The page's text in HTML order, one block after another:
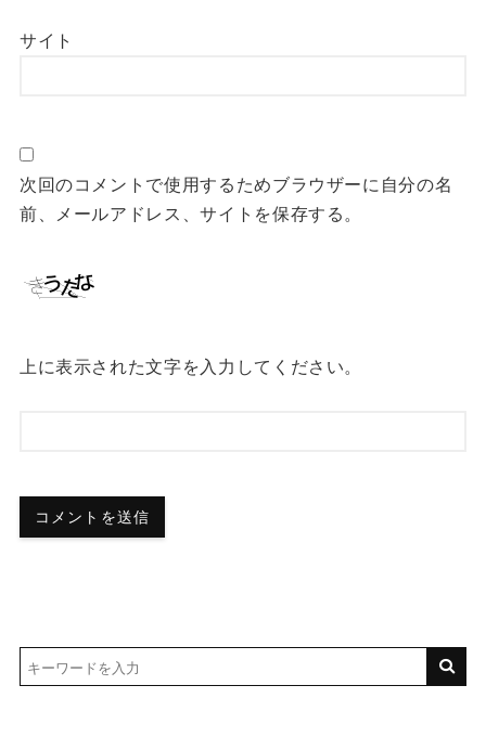
サイト
次回のコメントで使用するためブラウザーに自分の名
前、メールアドレス、サイトを保存する。
上に表示された文字を入力してください。